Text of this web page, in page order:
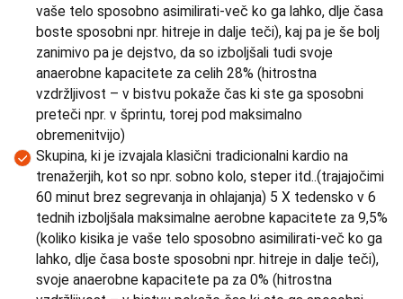
vaše telo sposobno asimilirati-več ko ga lahko, dlje časa
boste sposobni npr. hitreje in dalje teči), kaj pa je še bolj
zanimivo pa je dejstvo, da so izboljšali tudi svoje
anaerobne kapacitete za celih 28% (hitrostna
vzdržljivost – v bistvu pokaže čas ki ste ga sposobni
preteči npr. v šprintu, torej pod maksimalno
obremenitvijo)
Skupina, ki je izvajala klasični tradicionalni kardio na
trenažerjih, kot so npr. sobno kolo, steper itd..(trajajočimi
60 minut brez segrevanja in ohlajanja) 5 X tedensko v 6
tednih izboljšala maksimalne aerobne kapacitete za 9,5%
(koliko kisika je vaše telo sposobno asimilirati-več ko ga
lahko, dlje časa boste sposobni npr. hitreje in dalje teči),
svoje anaerobne kapacitete pa za 0% (hitrostna